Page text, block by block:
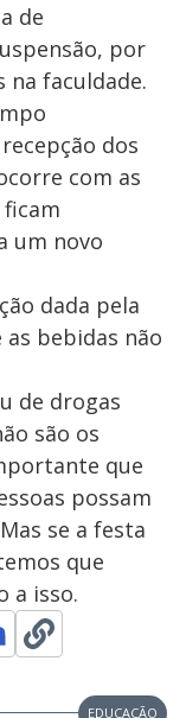
de
por
faculdade.
dos
com as
um novo
dada pela
bebidas não
de drogas
são os
que
possam
se a festa
que
a isso.
EDUCAÇÃO